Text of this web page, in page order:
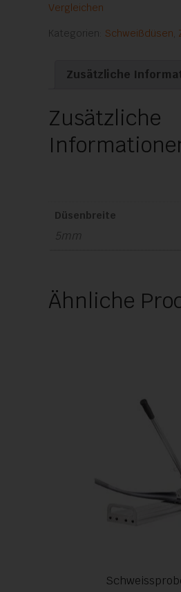
Vergleichen
Kategorien: Schweißdüsen
Zusätzliche
Zusätzliche
Düsenbreite
5mm
Ähnliche